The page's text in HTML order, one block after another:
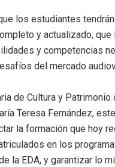
los estudiantes
y actualizado,
y competencias
del mercado
de Cultura y
Teresa Fernández,
la formación que hoy
en los
la EDA, y garantizar lo